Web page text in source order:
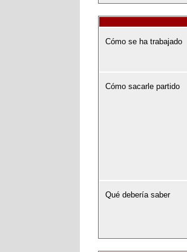
Cómo se ha trabajado
Cómo sacarle partido
Qué debería saber